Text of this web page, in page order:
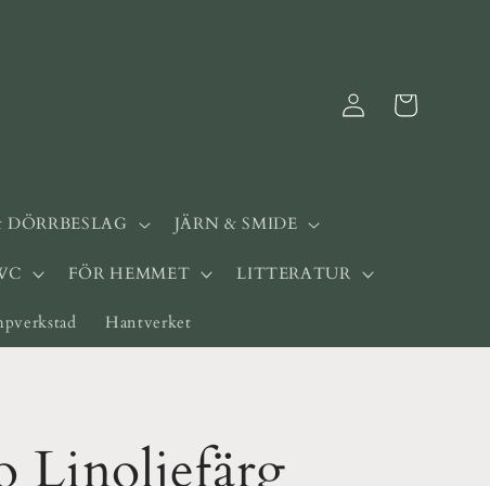
JÄRN & SMIDE
FÖR HEMMET LITTERATUR
Hantverket
Logga
in
Varukorg
Linoljefärg